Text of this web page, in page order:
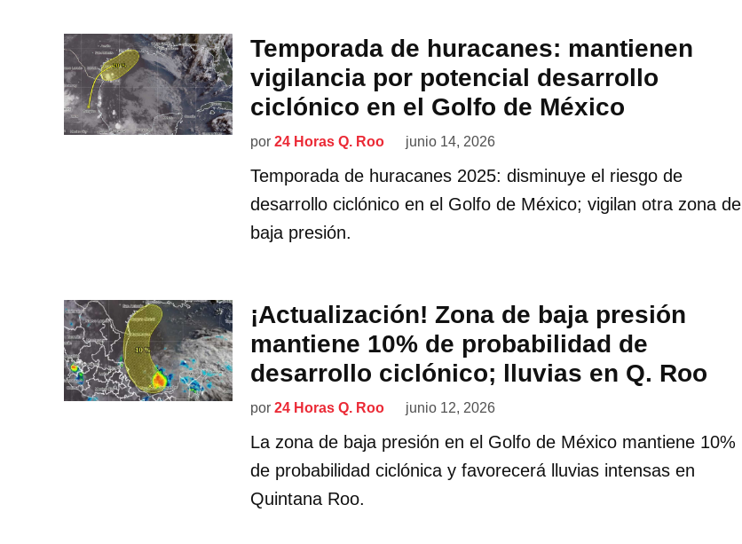
Temporada de huracanes: mantienen
vigilancia por potencial desarrollo
ciclónico en el Golfo de México
por 24 Horas Q. Roo junio 14, 2026
Temporada de huracanes 2025: disminuye el riesgo de
desarrollo ciclónico en el Golfo de México; vigilan otra zona de
baja presión.
¡Actualización! Zona de baja presión
mantiene 10% de probabilidad de
desarrollo ciclónico; lluvias en Q. Roo
por 24 Horas Q. Roo junio 12, 2026
La zona de baja presión en el Golfo de México mantiene 10%
de probabilidad ciclónica y favorecerá lluvias intensas en
Quintana Roo.